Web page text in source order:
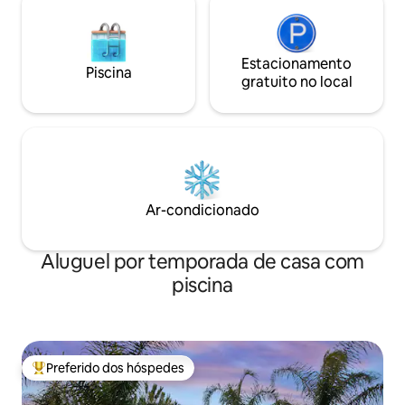
Piscina
Estacionamento
gratuito no local
Ar-condicionado
Aluguel por temporada de casa com
piscina
Entre os melhores preferidos dos hóspedes
Preferido dos hóspedes